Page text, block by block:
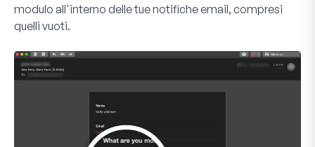
modulo all'interno delle tue notifiche email, compresi
quelli vuoti.